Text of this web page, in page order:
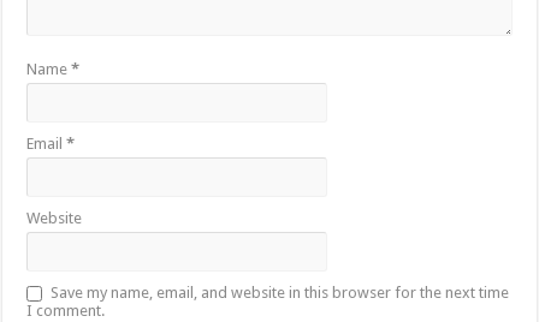
Name*
Email*
Website
Save my name, email, and website in this browser for the next time
I comment.